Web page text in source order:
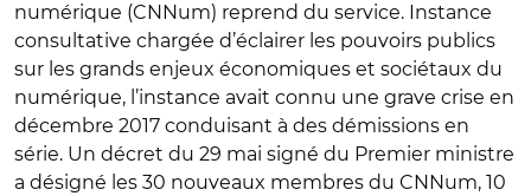
numérique (CNNum) reprend du service. Instance
consultative chargée d’éclairer les pouvoirs publics
sur les grands enjeux économiques et sociétaux du
numérique, l’instance avait connu une grave crise en
décembre 2017 conduisant à des démissions en
série. Un décret du 29 mai signé du Premier ministre
a désigné les 30 nouveaux membres du CNNum, 10